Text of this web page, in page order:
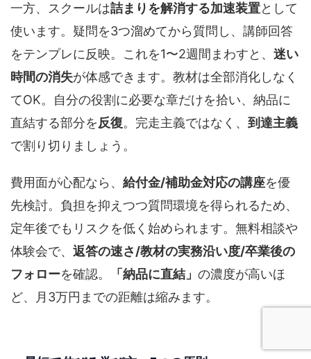
一方、スクールは詰まりを解消する加速装置として
使います。疑問を3つ溜めてから質問し、講師回答
をテンプレに反映。これを1〜2週間まわすと、 迷い
時間の消失が体感できます。教材は全部消化しなく
てOK。自分の役割に必要な章だけを拾い、納品に
直結する部分を反復。完走主義ではなく、 到達主義
で割り切りましょう。
費用面が心配なら、 給付金/補助金対応の講座を優
先検討。負担を抑えつつ質問環境を得られるため、
定年後でもリスクを低く始められます。無料相談や
体験会で、 返答の速さ/教材の実務沿い度/卒業後の
フォローを確認。 「納品に直結」 の濃度が高いほ
ど、月3万円までの距離は縮みます。